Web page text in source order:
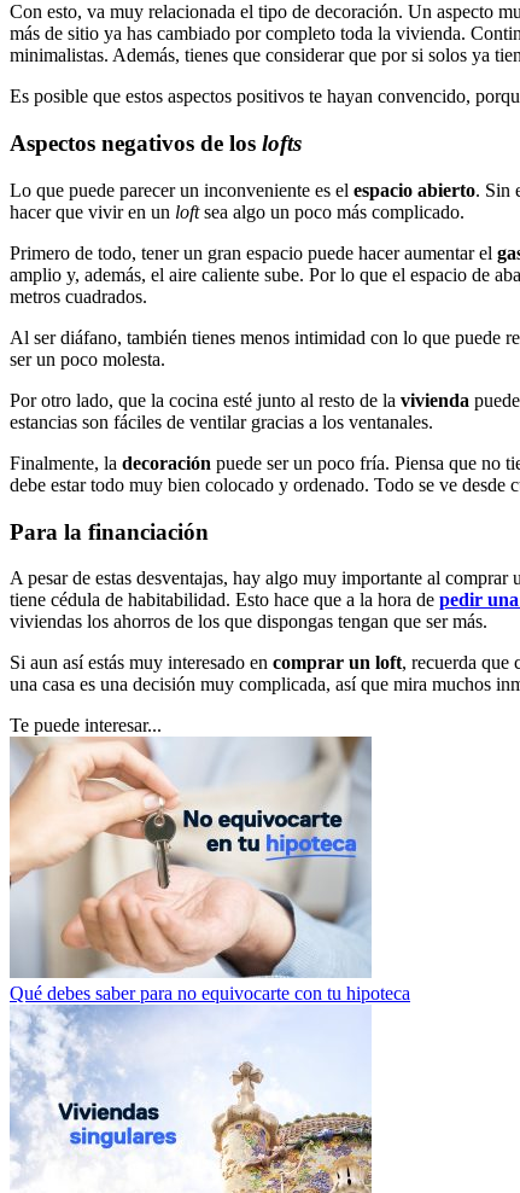
Con esto, va muy relacionada el tipo de decoración. Un aspecto
más de sitio ya has cambiado por completo toda la vivienda.
minimalistas. Además, tienes que considerar que por si solos ya
Es posible que estos aspectos positivos te hayan convencido,
Aspectos negativos de los lofts
Lo que puede parecer un inconveniente es el espacio abierto. Sin
hacer que vivir en un loftsea algo un poco más complicado.
Primero de todo, tener un gran espacio puede hacer aumentar el
amplio y, además, el aire caliente sube. Por lo que el espacio de
metros cuadrados.
Al ser diáfano, también tienes menos intimidad con lo que puede
ser un poco molesta.
Por otro lado, que la cocina esté junto al resto de la vivienda
estancias son fáciles de ventilar gracias a los ventanales.
Finalmente, la decoración puede ser un poco fría. Piensa que no
debe estar todo muy bien colocado y ordenado. Todo se ve
Para la financiación
A pesar de estas desventajas, hay algo muy importante al comprar
tiene cédula de habitabilidad. Esto hace que a la hora de pedir
viviendas los ahorros de los que dispongas tengan que ser más.
Si aun así estás muy interesado en comprar un loft, recuerda que
una casa es una decisión muy complicada, así que mira muchos
Te puede interesar...
Qué debes saber para no equivocarte con tu hipoteca